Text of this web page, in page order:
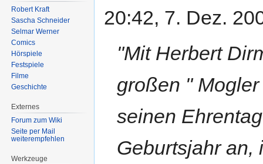
20:42, 7. Dez.
"Mit Herbert
großen "
seinen
Geburtsjahr an,
Robert Kraft
Sascha Schneider
Selmar Werner
Comics
Hörspiele
Festspiele
Filme
Geschichte
Externes
Forum zum Wiki
Seite per Mail
weiterempfehlen
Werkzeuge